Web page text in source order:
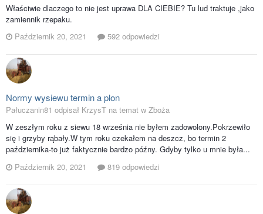
Właściwie dlaczego to nie jest uprawa DLA CIEBIE? Tu lud traktuje ,jako
zamiennik rzepaku.
Październik 20, 2021
592 odpowiedzi
Normy wysiewu termin a plon
Pałuczanin81 odpisał KrzysT na temat w Zboża
W zeszłym roku z siewu 18 września nie byłem zadowolony.Pokrzewiło
się i grzyby rąbały.W tym roku czekałem na deszcz, bo termin 2
października-to już faktycznie bardzo późny. Gdyby tylko u mnie była...
Październik 20, 2021
819 odpowiedzi